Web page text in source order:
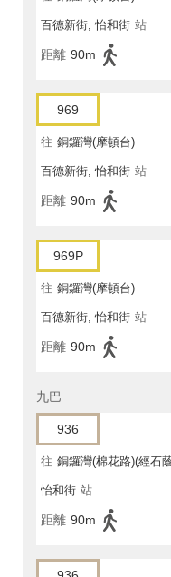
百德新街, 怡和街 站
距離 90m
969
往 銅鑼灣(摩頓台)
百德新街, 怡和街 站
距離 90m
969P
往 銅鑼灣(摩頓台)
百德新街, 怡和街 站
距離 90m
九巴
936
往 銅鑼灣(棉花路)(經石
怡和街 站
距離 90m